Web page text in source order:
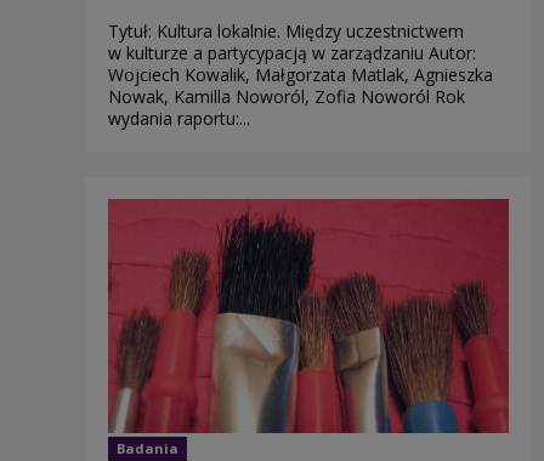
Tytuł: Kultura lokalnie. Między uczestnictwem
w kulturze a partycypacją w zarządzaniu Autor:
Wojciech Kowalik, Małgorzata Matlak, Agnieszka
Nowak, Kamilla Noworól, Zofia Noworól Rok
wydania raportu:...
Badania